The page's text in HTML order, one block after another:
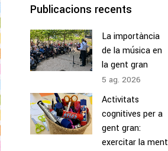
Publicacions recents
La importància
de la música en
la gent gran
5 ag. 2026
Activitats
cognitives per a
gent gran:
exercitar la ment